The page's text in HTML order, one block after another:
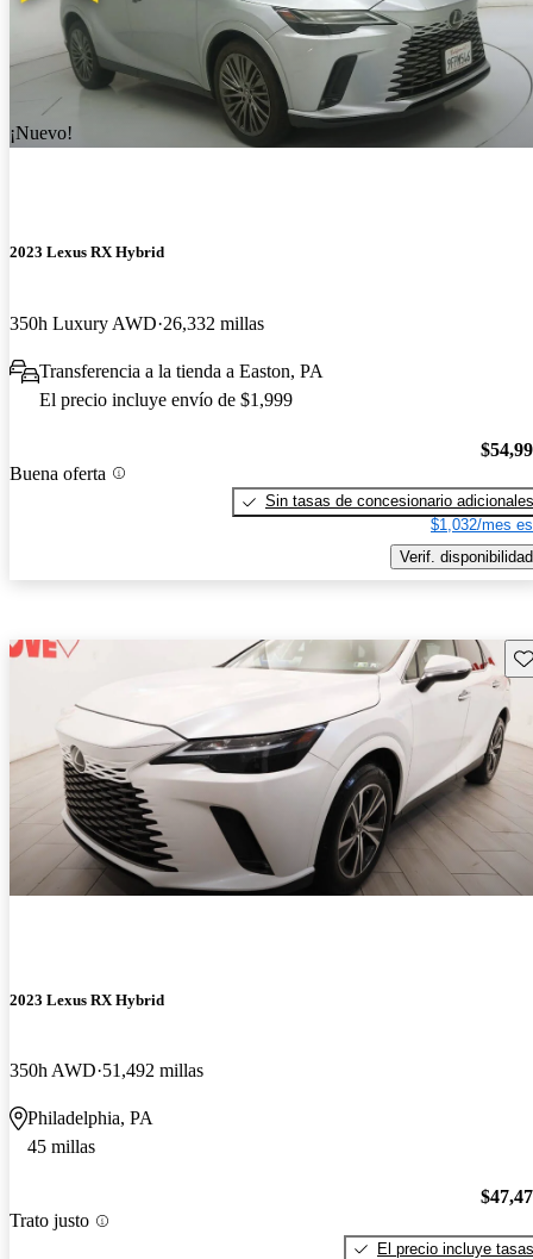
¡Nuevo!
2023 Lexus RX Hybrid
350h Luxury AWD 26,332 millas
Transferencia a la tienda a Easton, PA
El precio incluye envío de $1,999
Buena oferta
Sin tasas de concesionario adicionales
$1,032/mes
Verif. disponibilidad
2023 Lexus RX Hybrid
350h AWD 51,492 millas
Philadelphia, PA
45 millas
Trato justo
El precio incluye tasas